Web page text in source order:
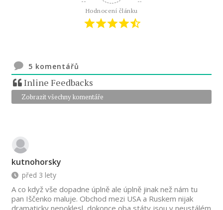
Hodnocení článku
5 komentářů
Inline Feedbacks
Zobrazit všechny komentáře
kutnohorsky
před 3 lety
A co když vše dopadne úplně ale úplně jinak než nám tu
pan Iščenko maluje. Obchod mezi USA a Ruskem nijak
dramaticky nepoklesl, dokonce oba státy jsou v neustálém